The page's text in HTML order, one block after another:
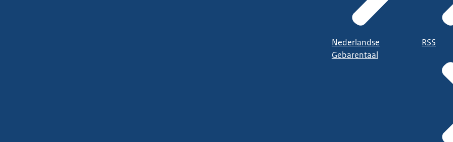
Nederlandse
Gebarentaal
RSS